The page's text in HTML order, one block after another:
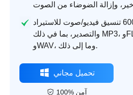
يدعم أكثر من 600 تنسيق فيديو/صوت للاستيراد
والتصدير، بما في ذلك MP3، وFLAC، وAAC،
وWAV، وما إلى ذلك.
تحميل مجاني
100% آمن